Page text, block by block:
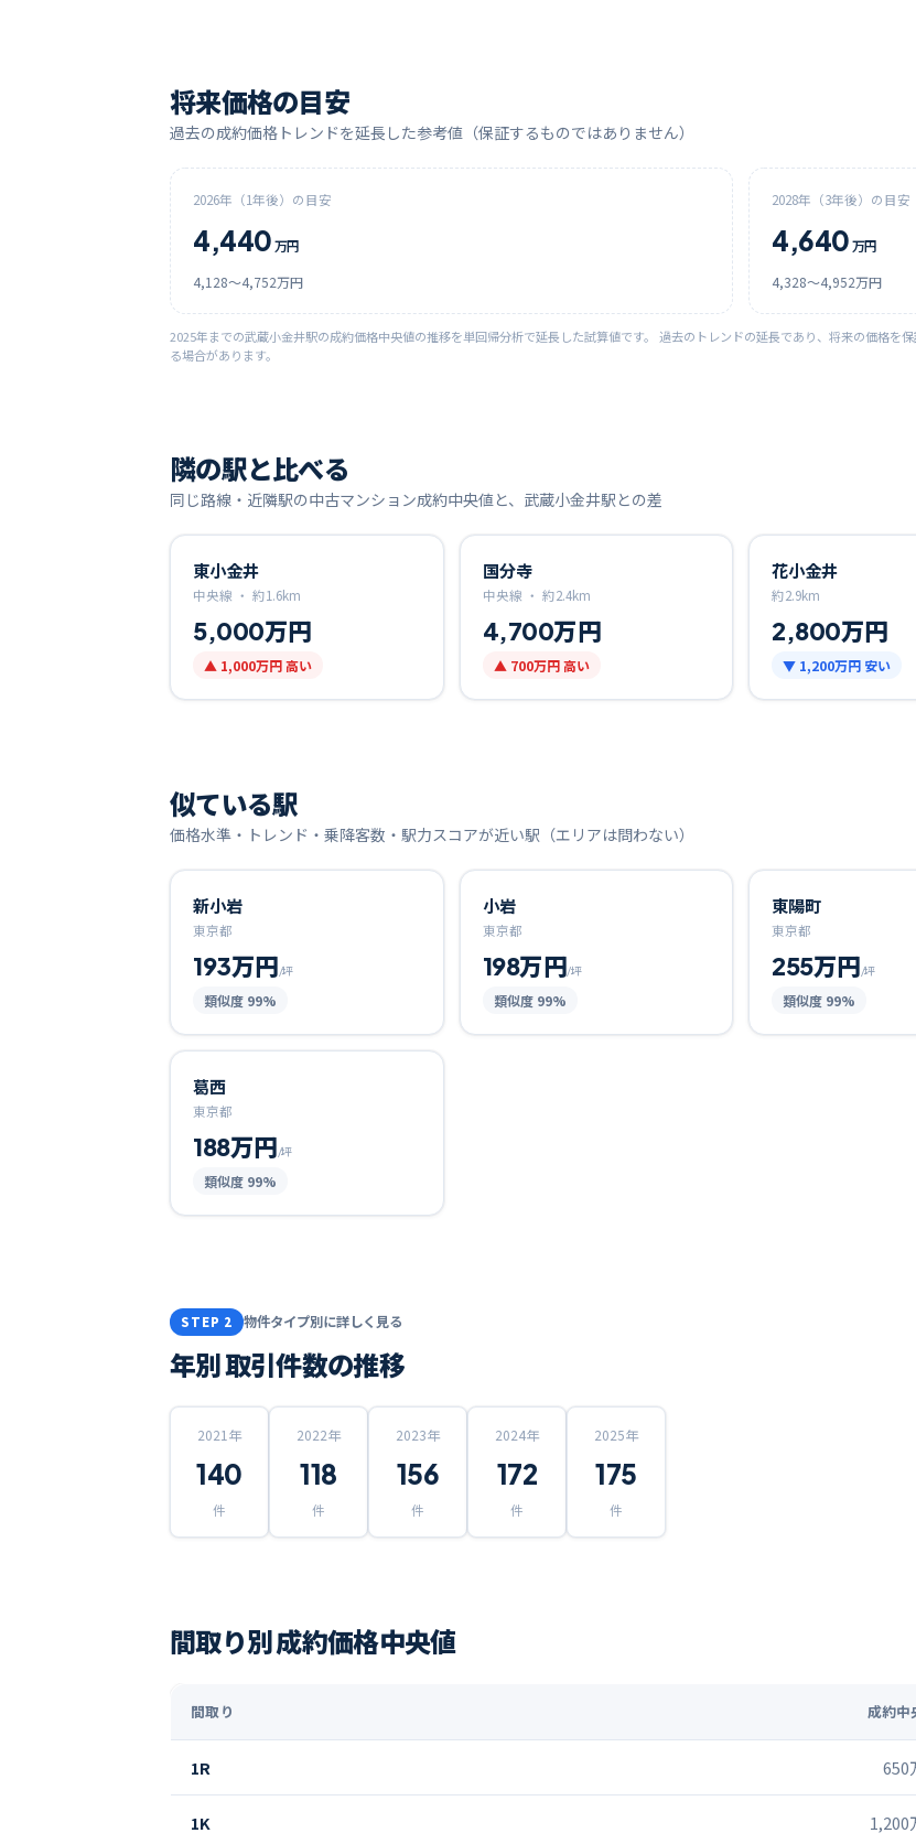
将来価格の目安
過去の成約価格トレンドを延長した参考値（保証するものではありません）
2026年（1年後）の目安
4,440 万円
4,128〜4,752万円
2028年（3年後）の目安
4,640 万円
4,328〜4,952万円
2025年までの武蔵小金井駅の成約価格中央値の推移を単回帰分析で延長した試算値です。 過去のトレンドの延長であり、将来の価格を
る場合があります。
隣の駅と比べる
同じ路線・近隣駅の中古マンション成約中央値と、 武蔵小金井駅との差
東小金井
中央線 ・ 約1.6km
5,000万円
▲ 1,000万円高い
国分寺
中央線 ・ 約2.4km
4,700万円
▲ 700万円 高い
花小金井
約2.9km
2,800万円
▼ 1,200万円 安い
似ている駅
価格水準・トレンド・乗降客数・駅力スコアが近い駅（エリアは問わない）
新小岩
東京都
193万円/坪
類似度 99%
小岩
東京都
198万円/坪
類似度 99%
東陽町
東京都
255万円/坪
類似度 99%
葛西
東京都
188万円/坪
類似度 99%
STEP 2 物件タイプ別に詳しく見る
年別 取引件数の推移
2021 年
140
件
2022年
118
件
2023年
156
件
2024年
172
件
2025年
175
件
間取り別 成約価格中央値
間取り 成約中
1R 650
1K 1,200